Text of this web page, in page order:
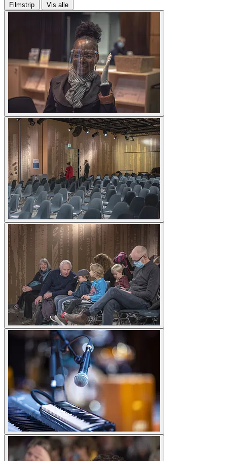
Filmstrip Vis alle